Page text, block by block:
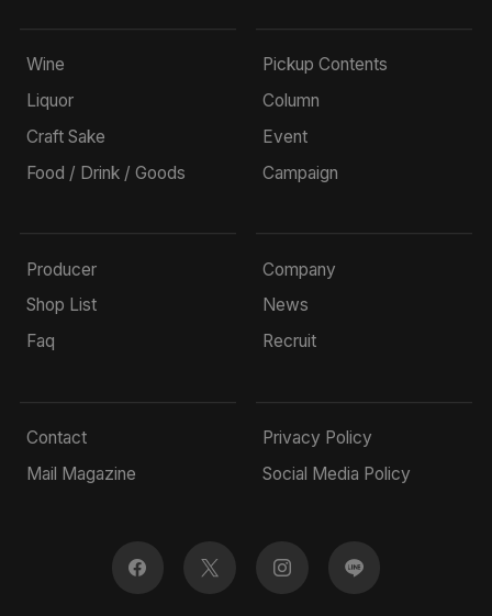
Wine
Liquor
Craft Sake
Food / Drink / Goods
Pickup Contents
Column
Event
Campaign
Producer
Shop List
Faq
Company
News
Recruit
Contact
Mail Magazine
Privacy Policy
Social Media Policy